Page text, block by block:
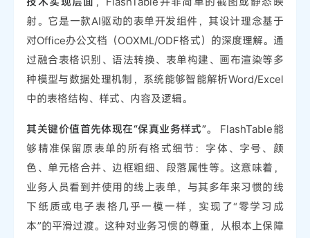
射。它是一款AI驱动的表单开发组件，其设计理念基于
对Office办公文档（OOXML/ODF格式）的深度理解。通
过融合表格识别、语法转换、表单构建、画布渲染等多
种模型与数据处理机制，系统能够智能解析Word/Excel
中的表格结构、样式、内容及逻辑。
其关键价值首先体现在“保真业务样式”。
FlashTable能
够精准保留原表单的所有格式细节：字体、字号、颜
色、单元格合并、边框粗细、段落属性等。这意味着，
业务人员看到并使用的线上表单，与其多年来习惯的线
下纸质或电子表格几乎一模一样，实现了“零学习成
本”的平滑过渡。这种对业务习惯的尊重，从根本上保障